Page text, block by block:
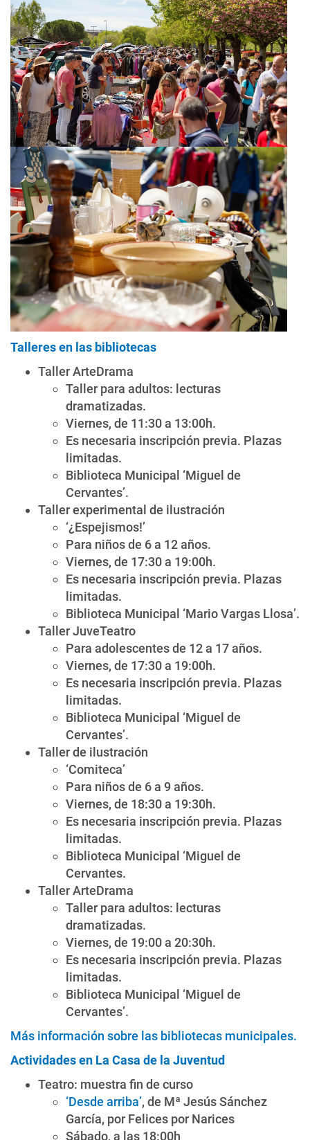
Talleres en las bibliotecas
Taller ArteDrama
Taller para adultos: lecturas
dramatizadas.
Viernes, de 11:30 a 13:00h.
Es necesaria inscripción previa. Plazas
limitadas.
Biblioteca Municipal ‘Miguel de
Cervantes’.
Taller experimental de ilustración
‘¿Espejismos!’
Para niños de 6 a 12 años.
Viernes, de 17:30 a 19:00h.
Es necesaria inscripción previa. Plazas
limitadas.
Biblioteca Municipal ‘Mario Vargas Llosa’.
Taller JuveTeatro
Para adolescentes de 12 a 17 años.
Viernes, de 17:30 a 19:00h.
Es necesaria inscripción previa. Plazas
limitadas.
Biblioteca Municipal ‘Miguel de
Cervantes’.
Taller de ilustración
‘Comiteca’
Para niños de 6 a 9 años.
Viernes, de 18:30 a 19:30h.
Es necesaria inscripción previa. Plazas
limitadas.
Biblioteca Municipal ‘Miguel de
Cervantes.
Taller ArteDrama
Taller para adultos: lecturas
dramatizadas.
Viernes, de 19:00 a 20:30h.
Es necesaria inscripción previa. Plazas
limitadas.
Biblioteca Municipal ‘Miguel de
Cervantes’.
Más información sobre las bibliotecas municipales.
Actividades en La Casa de la Juventud
Teatro: muestra fin de curso
‘Desde arriba’, de Mª Jesús Sánchez
García, por Felices por Narices
Sábado, a las 18:00h